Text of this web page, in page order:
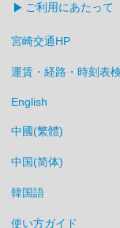
ご利用にあたって
宮崎交通HP
運賃・経路・時刻表
English
中國(繁體)
中国(简体)
韓国語
使い方ガイド